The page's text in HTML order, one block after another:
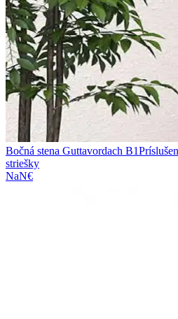
Bočná stena Guttavordach B1
striešky
NaN€